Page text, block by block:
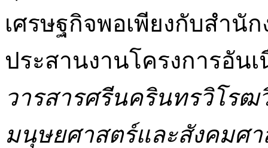
เศรษฐกิจพอเพียงกับสำนั
ประสานงานโครงการอัน
วารสารศรีนครินทรวิโร
มนุษยศาสตร์และสังคมศา